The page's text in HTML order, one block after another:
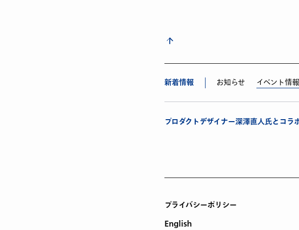
新着情報 お知らせ イベント情報
プロダクトデザイナー深澤直人氏とコラ
プライバシーポリシー
English